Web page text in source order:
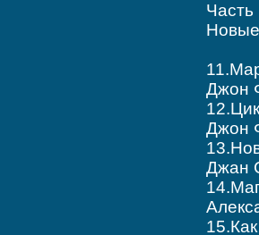
Часть
Джон
Джон
Джан